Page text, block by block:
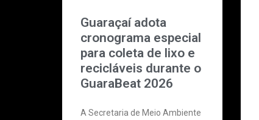
Guaraçaí adota
cronograma especial
para coleta de lixo e
recicláveis durante o
GuaraBeat 2026
A Secretaria de Meio Ambiente